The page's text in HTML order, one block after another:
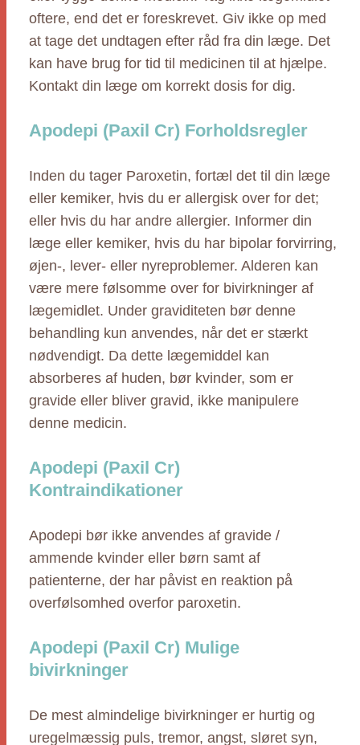
oftere, end det er foreskrevet. Giv ikke op med
at tage det undtagen efter råd fra din læge. Det
kan have brug for tid til medicinen til at hjælpe.
Kontakt din læge om korrekt dosis for dig.
Apodepi (Paxil Cr) Forholdsregler
Inden du tager Paroxetin, fortæl det til din læge
eller kemiker, hvis du er allergisk over for det;
eller hvis du har andre allergier. Informer din
læge eller kemiker, hvis du har bipolar forvirring,
øjen-, lever- eller nyreproblemer. Alderen kan
være mere følsomme over for bivirkninger af
lægemidlet. Under graviditeten bør denne
behandling kun anvendes, når det er stærkt
nødvendigt. Da dette lægemiddel kan
absorberes af huden, bør kvinder, som er
gravide eller bliver gravid, ikke manipulere
denne medicin.
Apodepi (Paxil Cr)
Kontraindikationer
Apodepi bør ikke anvendes af gravide /
ammende kvinder eller børn samt af
patienterne, der har påvist en reaktion på
overfølsomhed overfor paroxetin.
Apodepi (Paxil Cr) Mulige
bivirkninger
De mest almindelige bivirkninger er hurtig og
uregelmæssig puls, tremor, angst, sløret syn,